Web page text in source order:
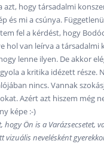
azt, hogy társadalmi
és mi a csúnya.
fel a kérdést, hogy
hol van leírva a társadalmi
lenne ilyen. De akkor
a kritika idézett része.
nincs. Vannak
Azért azt hiszem még
képe :-)
hogy Ön is a Varázsecsetet,
vizuális nevelésként